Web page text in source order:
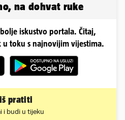
na dohvat ruke
iskustvo portala. Čitaj,
toku s najnovijim vijestima.
pratiti
i budi u tijeku